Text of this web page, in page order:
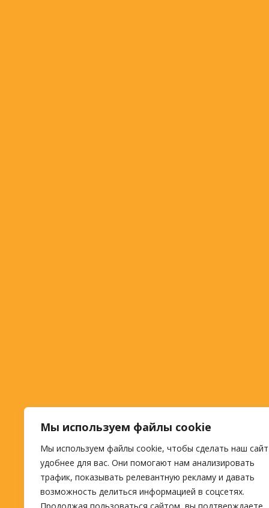
Мы используем файлы cookie
Мы используем файлы cookie, чтобы сделать наш сайт
удобнее для вас. Они помогают нам анализировать
трафик, показывать релевантную рекламу и давать
возможность делиться информацией в соцсетях.